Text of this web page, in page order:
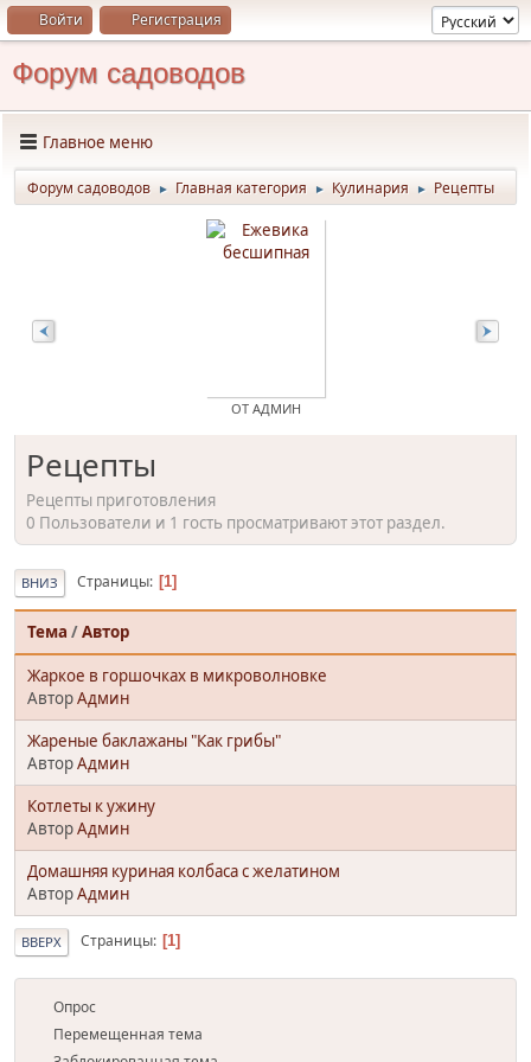
Войти Регистрация
Форум садоводов
Главное меню
Форум садоводов ► Главная категория ► Кулинария ► Рецепты
Рецепты
Рецепты приготовления
0 Пользователи и 1 гость просматривают этот раздел.
ВНИЗ Страницы 1
Тема /Автор
Жаркое в горшочках в микроволновке
АвторАдмин
Жареные баклажаны "Как грибы"
АвторАдмин
Котлеты к ужину
АвторАдмин
Домашняя куриная колбаса с желатином
АвторАдмин
ВВЕРХ Страницы 1
Опрос
Перемещенная тема